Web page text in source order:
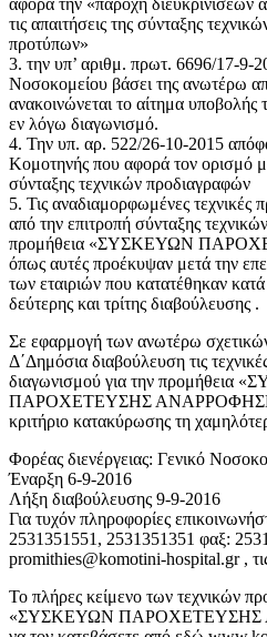
τις απαιτήσεις της σύνταξης
προτύπων»
3. την υπ’ αριθμ. πρωτ. 6696/17-9-
Νοσοκομείου βάσει της ανωτέρω
ανακοινώνεται το αίτημα υποβολής
εν λόγω διαγωνισμό.
4. Την υπ. αρ. 522/26-10-2015
Κομοτηνής που αφορά τον ορισμό
σύνταξης τεχνικών προδιαγραφών
5. Τις αναδιαμορφωμένες τεχνικές
από την επιτροπή σύνταξης
προμήθεια «ΣΥΣΚΕΥΩΝ
όπως αυτές προέκυψαν μετά την
των εταιριών που κατατέθηκαν
δεύτερης και τρίτης διαβούλευσης .
Σε εφαρμογή των ανωτέρω
Δ΄Δημόσια διαβούλευση τις
διαγωνισμού για την προμήθεια
ΠΑΡΟΧΕΤΕΥΣΗΣ
κριτήριο κατακύρωσης τη
Φορέας διενέργειας: Γενικό
Έναρξη 6-9-2016
Λήξη διαβούλευσης 9-9-2016
Για τυχόν πληροφορίες
2531351551, 2531351351 φαξ:
promithies@komotini-hospital.gr ,
Το πλήρες κείμενο των τεχνικών
«ΣΥΣΚΕΥΩΝ ΠΑΡΟΧΕΤΕΥΣΗΣ